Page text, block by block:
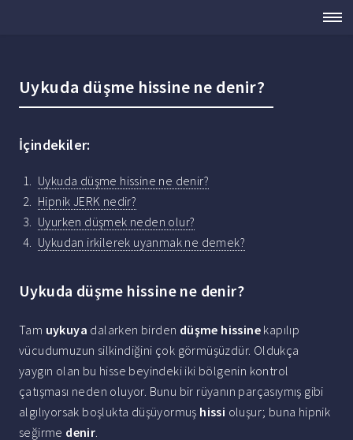
Uykuda düşme hissine ne denir?
İçindekiler:
Uykuda düşme hissine ne denir?
Hipnik JERK nedir?
Uyurken düşmek neden olur?
Uykudan irkilerek uyanmak ne demek?
Uykuda düşme hissine ne denir?
Tam uykuya dalarken birden düşme hissine kapılıp
vücudumuzun silkindiğini çok görmüşüzdür. Oldukça
yaygın olan bu hisse beyindeki iki bölgenin kontrol
çatışması neden oluyor. Bunu bir rüyanın parçasıymış gibi
algılıyorsak boşlukta düşüyormuş hissi oluşur; buna hipnik
seğirme denir.